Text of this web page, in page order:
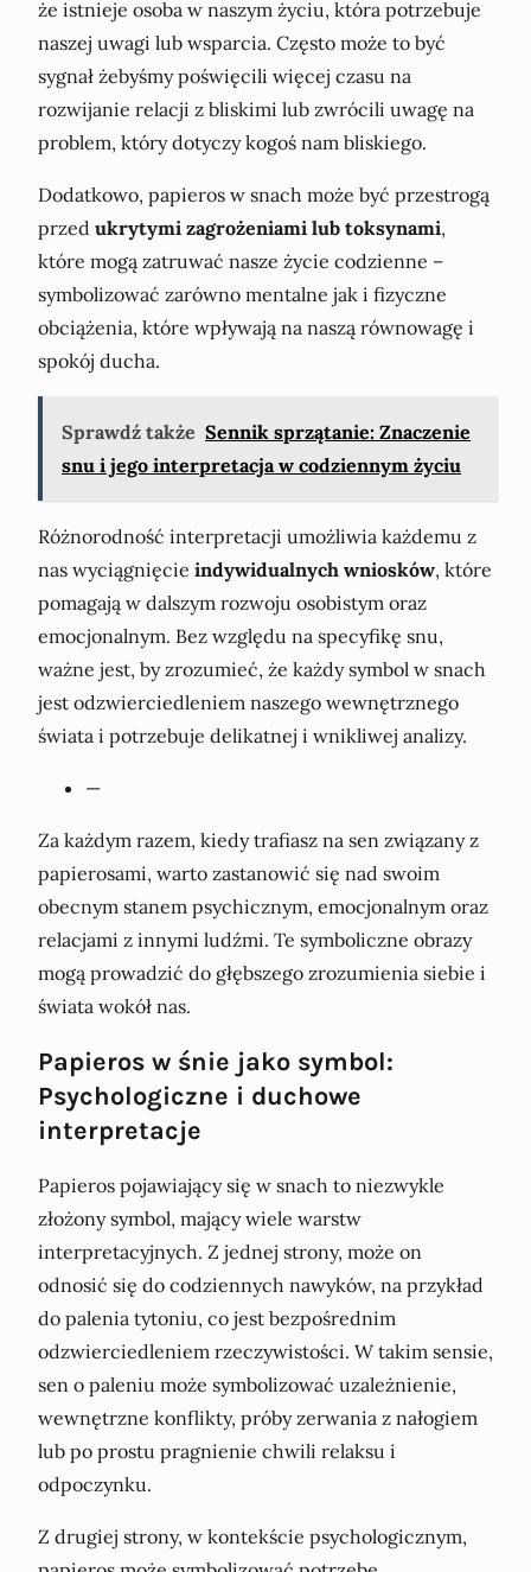
że istnieje osoba w naszym życiu, która potrzebuje
naszej uwagi lub wsparcia. Często może to być
sygnał żebyśmy poświęcili więcej czasu na
rozwijanie relacji z bliskimi lub zwrócili uwagę na
problem, który dotyczy kogoś nam bliskiego.
Dodatkowo, papieros w snach może być przestrogą
przed ukrytymi zagrożeniami lub toksynami,
które mogą zatruwać nasze życie codzienne –
symbolizować zarówno mentalne jak i fizyczne
obciążenia, które wpływają na naszą równowagę i
spokój ducha.
Sprawdź także Sennik sprzątanie: Znaczenie
snu i jego interpretacja w codziennym życiu
Różnorodność interpretacji umożliwia każdemu z
nas wyciągnięcie indywidualnych wniosków, które
pomagają w dalszym rozwoju osobistym oraz
emocjonalnym. Bez względu na specyfikę snu,
ważne jest, by zrozumieć, że każdy symbol w snach
jest odzwierciedleniem naszego wewnętrznego
świata i potrzebuje delikatnej i wnikliwej analizy.
—
Za każdym razem, kiedy trafiasz na sen związany z
papierosami, warto zastanowić się nad swoim
obecnym stanem psychicznym, emocjonalnym oraz
relacjami z innymi ludźmi. Te symboliczne obrazy
mogą prowadzić do głębszego zrozumienia siebie i
świata wokół nas.
Papieros w śnie jako symbol:
Psychologiczne i duchowe
interpretacje
Papieros pojawiający się w snach to niezwykle
złożony symbol, mający wiele warstw
interpretacyjnych. Z jednej strony, może on
odnosić się do codziennych nawyków, na przykład
do palenia tytoniu, co jest bezpośrednim
odzwierciedleniem rzeczywistości. W takim sensie,
sen o paleniu może symbolizować uzależnienie,
wewnętrzne konflikty, próby zerwania z nałogiem
lub po prostu pragnienie chwili relaksu i
odpoczynku.
Z drugiej strony, w kontekście psychologicznym,